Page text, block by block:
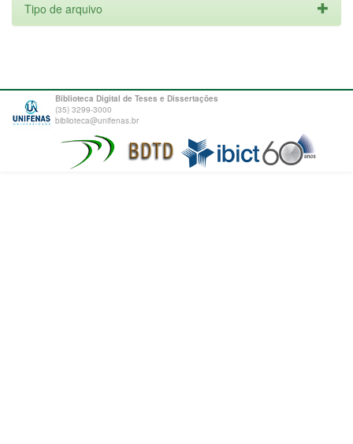
Tipo de arquivo
Biblioteca Digital de Teses e Dissertações
(35) 3299-3000
biblioteca@unifenas.br